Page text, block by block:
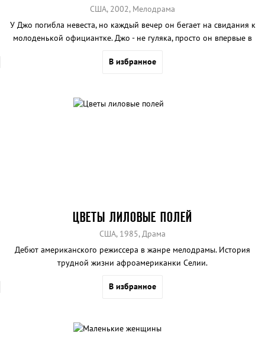
США, 2002, Мелодрама
У Джо погибла невеста, но каждый вечер он бегает на свидания к
молоденькой официантке. Джо - не гуляка, просто он впервые в
понимают
В избранное
ЦВЕТЫ ЛИЛОВЫЕ ПОЛЕЙ
США, 1985, Драма
Дебют американского режиссера в жанре мелодрамы. История
трудной жизни афроамериканки Селии.
В избранное